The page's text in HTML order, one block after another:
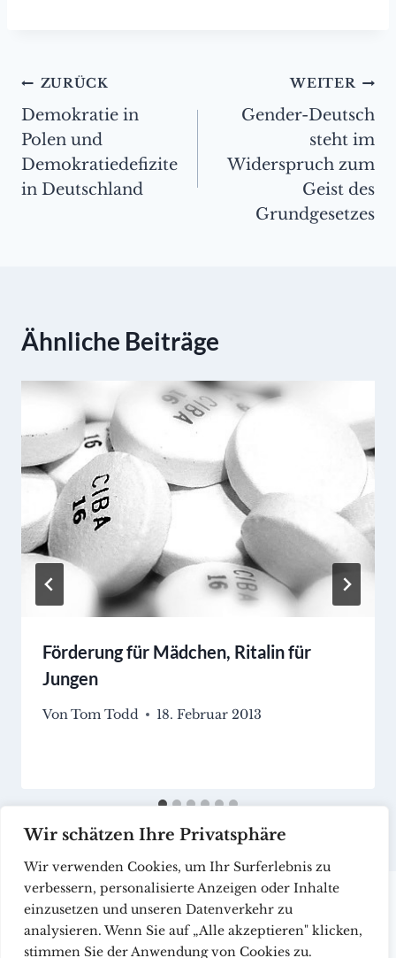
Wir schätzen Ihre Privatsphäre
Wir verwenden Cookies, um Ihr Surferlebnis zu
verbessern, personalisierte Anzeigen oder Inhalte
einzusetzen und unseren Datenverkehr zu
analysieren. Wenn Sie auf „Alle akzeptieren" klicken,
stimmen Sie der Anwendung von Cookies zu.
Beitragsnavigation
ZURÜCK
Demokratie in
Polen und
Demokratiedefizite
in Deutschland
WEITER
Gender-Deutsch
steht im
Widerspruch zum
Geist des
Grundgesetzes
Ähnliche Beiträge
Förderung für Mädchen, Ritalin für
Jungen
Von Tom Todd 18. Februar 2013